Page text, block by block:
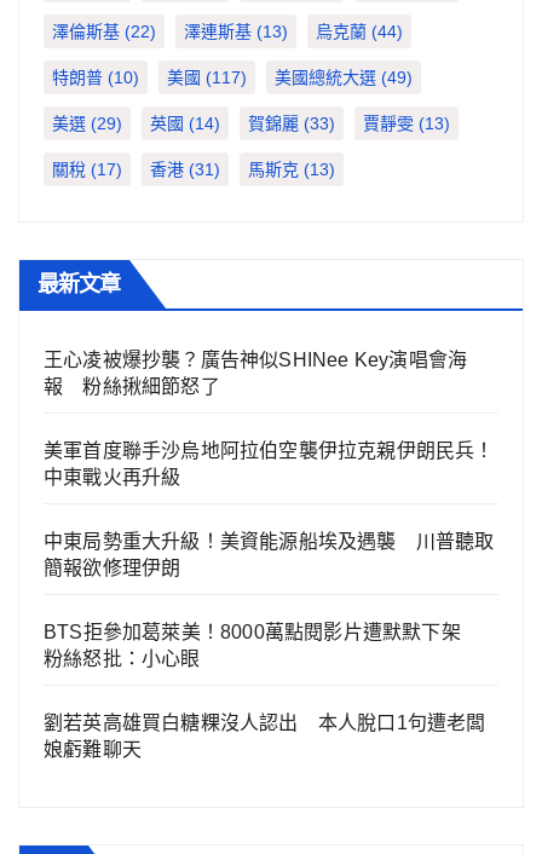
澤倫斯基 (22) 澤連斯基 (13) 烏克蘭 (44)
特朗普 (10) 美國 (117) 美國總統大選 (49)
美選 (29) 英國 (14) 賀錦麗 (33) 賈靜雯 (13)
關稅 (17) 香港 (31) 馬斯克 (13)
最新文章
王心凌被爆抄襲？廣告神似SHINee Key演唱會海
報 粉絲揪細節怒了
美軍首度聯手沙烏地阿拉伯空襲伊拉克親伊朗民兵！
中東戰火再升級
中東局勢重大升級！美資能源船埃及遇襲 川普聽取
簡報欲修理伊朗
BTS拒參加葛萊美！8000萬點閱影片遭默默下架
粉絲怒批：小心眼
劉若英高雄買白糖粿沒人認出 本人脫口1句遭老闆
娘虧難聊天